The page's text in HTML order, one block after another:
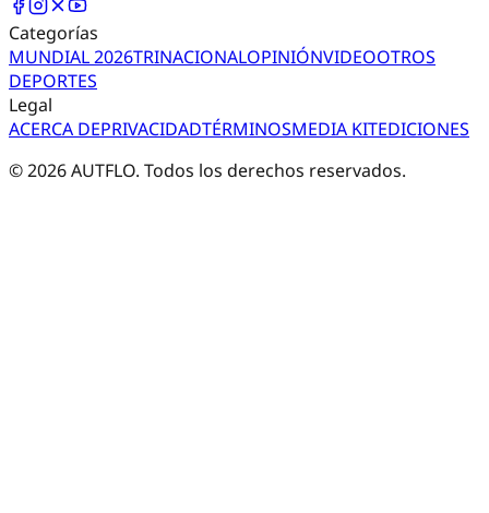
Categorías
MUNDIAL 2026TRINACIONALOPINIÓNVIDEOOTROS
DEPORTES
Legal
ACERCA DEPRIVACIDADTÉRMINOSMEDIA KITEDICIONES
©2026AUTFLO. Todos los derechos reservados.